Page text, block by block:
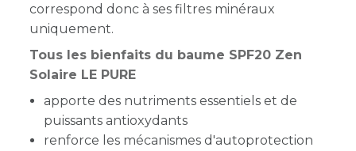
correspond donc à ses filtres minéraux
uniquement.
Tous les bienfaits du baume SPF20 Zen
Solaire LE PURE
apporte des nutriments essentiels et de
puissants antioxydants
renforce les mécanismes d'autoprotection